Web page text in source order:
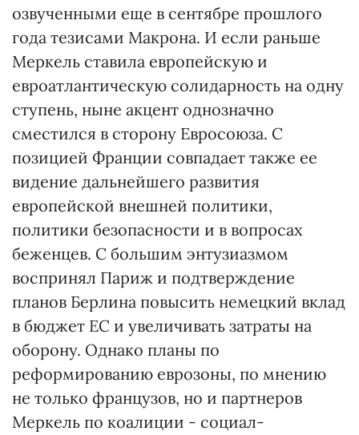
озвученными еще в сентябре прошлого
года тезисами Макрона. И если раньше
Меркель ставила европейскую и
евроатлантическую солидарность на одну
ступень, ныне акцент однозначно
сместился в сторону Евросоюза. С
позицией Франции совпадает также ее
видение дальнейшего развития
европейской внешней политики,
политики безопасности и в вопросах
беженцев. С большим энтузиазмом
воспринял Париж и подтверждение
планов Берлина повысить немецкий вклад
в бюджет ЕС и увеличивать затраты на
оборону. Однако планы по
реформированию еврозоны, по мнению
не только французов, но и партнеров
Меркель по коалиции - социал-